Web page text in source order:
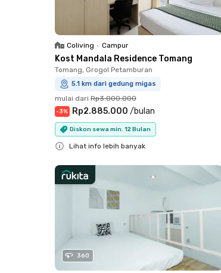
Coliving • Campur
Kost Mandala Residence Tomang
Tomang, Grogol Petamburan
5.1 km dari gedung migas
mulai dari Rp3.000.000
-3% Rp2.885.000 /bulan
Diskon sewa min. 12 Bulan
Lihat info lebih banyak
360